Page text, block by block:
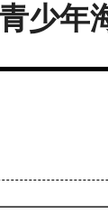
少年